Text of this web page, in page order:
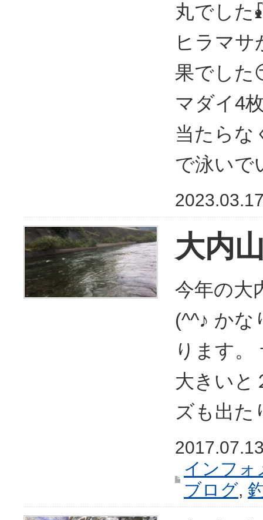
丸でした
ヒラマサ
果でした
マダイ4
当たらな
で泳い
大内
今年の大
(^^♪ かな
ります。
大きいと
ズも出た
インフォ
ブログ,